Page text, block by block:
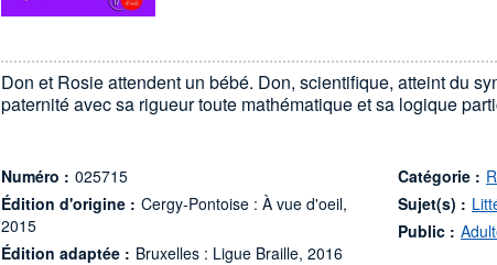
Don et Rosie attendent un bébé. Don, scientifique, atteint du
paternité avec sa rigueur toute mathématique et sa logique
Numéro : 025715
Édition d'origine : Cergy-Pontoise : À vue d'oeil,
2015
Édition adaptée : Bruxelles : Ligue Braille, 2016
Catégorie :
Sujet(s) :
Public :